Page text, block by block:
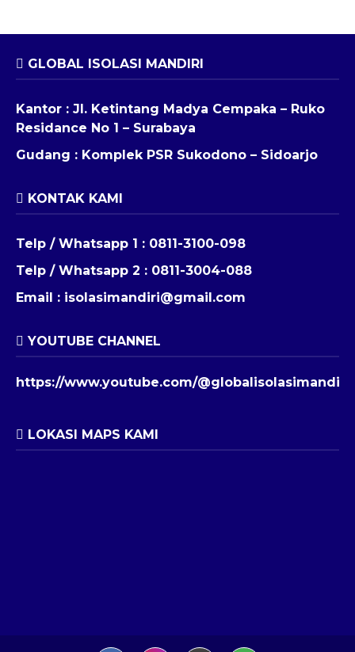
GLOBAL ISOLASI MANDIRI
Kantor : Jl. Ketintang Madya Cempaka – Ruko
Residance No 1 – Surabaya
Gudang : Komplek PSR Sukodono – Sidoarjo
KONTAK KAMI
Telp / Whatsapp 1 : 0811-3100-098
Telp / Whatsapp 2 : 0811-3004-088
Email : isolasimandiri@gmail.com
YOUTUBE CHANNEL
https://www.youtube.com/@globalisolasimandiri
LOKASI MAPS KAMI